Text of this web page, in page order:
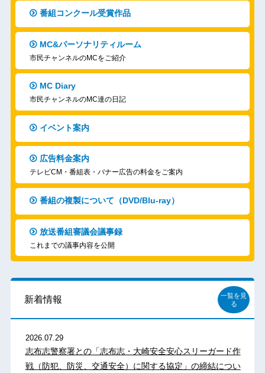
番組コンクール受賞作品
MC&パーソナリティルーム
市民チャンネルのMCをご紹介
MC Diary
市民チャンネルのMC達の日記
イベント案内
広告料金案内
テレビCM・番組表・バナー広告の料金をご案内
番組の複製について（DVD/Blu-ray）
放送番組審議会議事録
これまでの議事内容を公開
新着情報
一覧を見
る
2026.07.29
志布志警察署との「志布志・大崎安全安心スリーガード作
戦（防犯、防災、交通安全）に関する協定」の締結につい